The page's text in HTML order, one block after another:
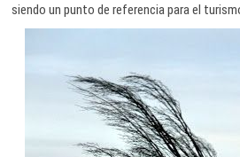
siendo un punto de referencia para el